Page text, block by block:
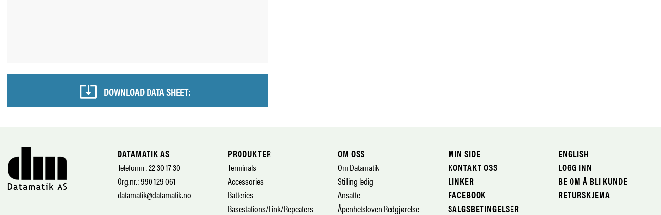
DOWNLOAD DATA SHEET:
DATAMATIK AS
Telefonnr: 22 30 17 30
Org.nr.: 990 129 061
datamatik@datamatik.no
PRODUKTER
Terminals
Accessories
Batteries
Basestations/Link/Repeaters
OM OSS
Om Datamatik
Stilling ledig
Ansatte
Åpenhetsloven Redgjørelse
MIN SIDE
KONTAKT OSS
LINKER
FACEBOOK
SALGSBETINGELSER
ENGLISH
LOGG INN
BE OM Å BLI KUNDE
RETURSKJEMA